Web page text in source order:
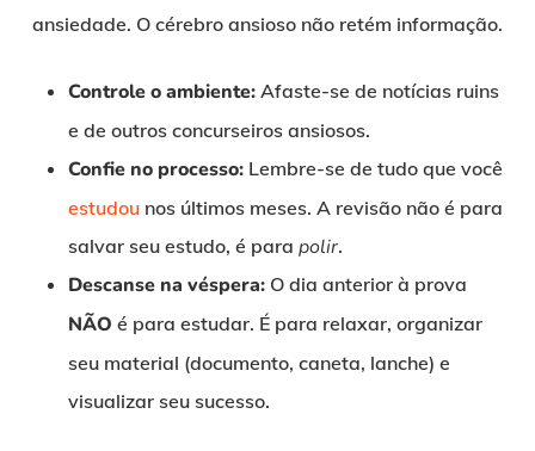
ansiedade. O cérebro ansioso não retém informação.
Controle o ambiente:Afaste-se de notícias ruins
e de outros concurseiros ansiosos.
Confie no processo:Lembre-se de tudo que você
estudounos últimos meses. A revisão não é para
salvar seu estudo, é para polir.
Descanse na véspera:O dia anterior à prova
NÃO é para estudar. É para relaxar, organizar
seu material (documento, caneta, lanche) e
visualizar seu sucesso.